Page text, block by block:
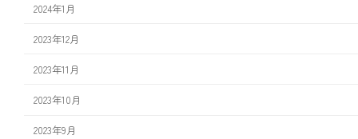
2024年1月
2023年12月
2023年11月
2023年10月
2023年9月